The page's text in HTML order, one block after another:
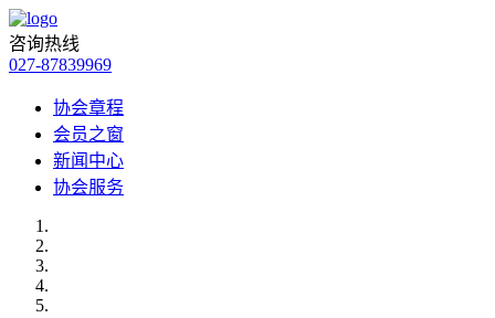
咨询热线
027-87839969
协会章程
会员之窗
新闻中心
协会服务